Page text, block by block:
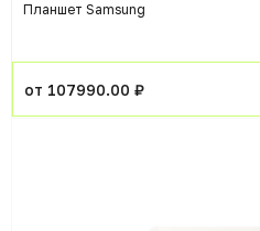
Планшет Samsung
от 107990.00 ₽